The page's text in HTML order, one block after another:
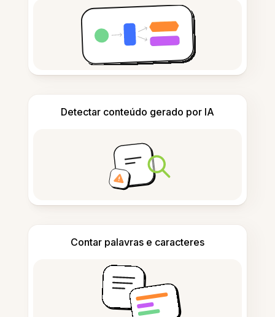
Detectar conteúdo gerado por IA
Contar palavras e caracteres